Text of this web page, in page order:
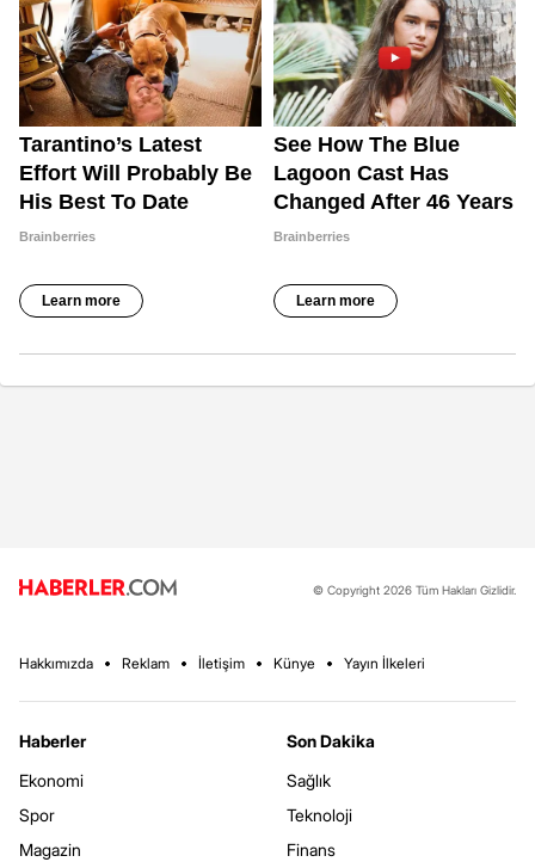
© Copyright 2026 Tüm Hakları Gizlidir.
Hakkımızda Reklam İletişim Künye Yayın İlkeleri
Haberler
Ekonomi
Spor
Magazin
Son Dakika
Sağlık
Teknoloji
Finans